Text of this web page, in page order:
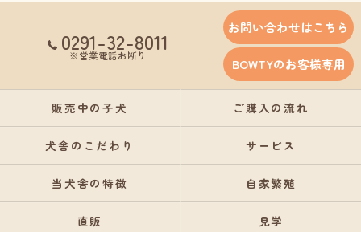
0291-32-8011
※営業電話お断り
お問い合わせはこちら
BOWTYのお客様専用
販売中の子犬 ご購入の流れ
犬舎のこだわり サービス
当犬舎の特徴 自家繁殖
直販 見学